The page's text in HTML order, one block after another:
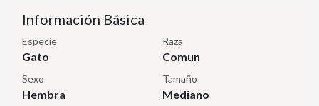
Información Básica
Especie
Gato
Raza
Comun
Sexo
Hembra
Tamaño
Mediano